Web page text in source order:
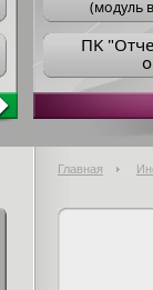
(модуль
ПK
Главная